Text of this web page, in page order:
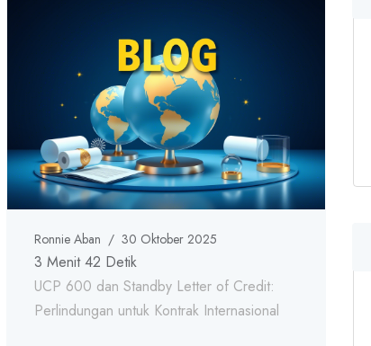
Ronnie Aban / 30 Oktober 2025
3 Menit 42 Detik
UCP 600 dan Standby Letter of Credit:
Perlindungan untuk Kontrak Internasional